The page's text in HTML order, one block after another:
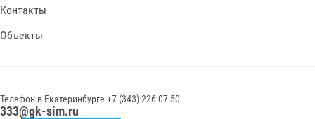
Контакты
Объекты
Телефон в Екатеринбурге +7 (343) 226-07-50
333@gk-sim.ru